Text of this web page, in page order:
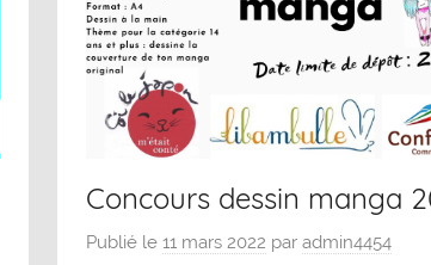
Concours dessin manga
Publié le11 mars 2022 paradmin4454